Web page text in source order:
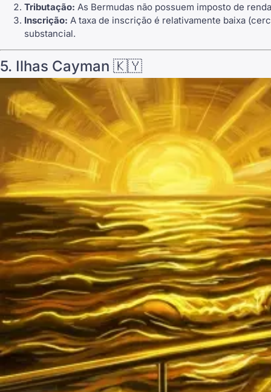
Tributação: As Bermudas não possuem imposto de
Inscrição: A taxa de inscrição é relativamente baixa
substancial.
5. Ilhas Cayman 🇰🇾